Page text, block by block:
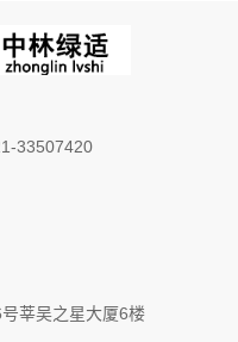
33507420
莘吴之星大厦6楼